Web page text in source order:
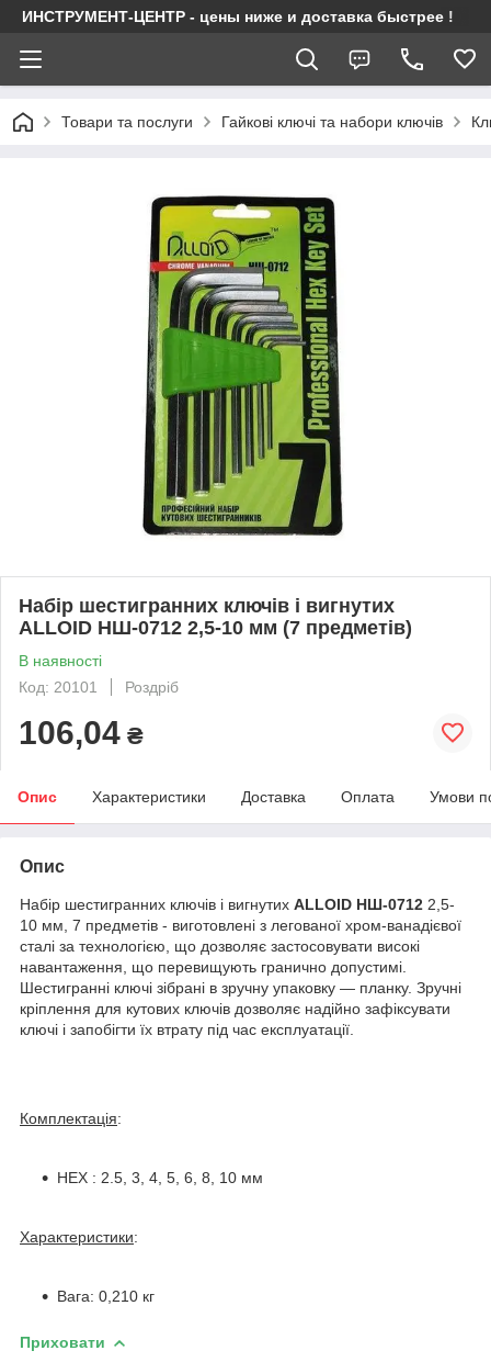
ИНСТРУМЕНТ-ЦЕНТР - цены ниже и доставка быстрее !
Товари та послуги Гайкові ключі та набори ключів
Набір шестигранних ключів і вигнутих
ALLOID НШ-0712 2,5-10 мм (7 предметів)
В наявності
Код: 20101
Роздріб
106,04 ₴
Опис Характеристики Доставка Оплата Умови
Опис
Набір шестигранних ключів і вигнутих ALLOID НШ-0712 2,5-
10 мм, 7 предметів - виготовлені з легованої хром-ванадієвої
сталі за технологією, що дозволяє застосовувати високі
навантаження, що перевищують гранично допустимі.
Шестигранні ключі зібрані в зручну упаковку — планку. Зручні
кріплення для кутових ключів дозволяє надійно зафіксувати
ключі і запобігти їх втрату під час експлуатації.
Комплектація:
HEX : 2.5, 3, 4, 5, 6, 8, 10 мм
Характеристики:
Вага: 0,210 кг
Приховати